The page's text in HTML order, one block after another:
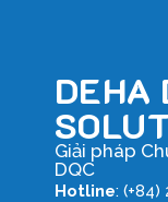
DEHA
Giải pháp
DQC
Hotline: (+84)